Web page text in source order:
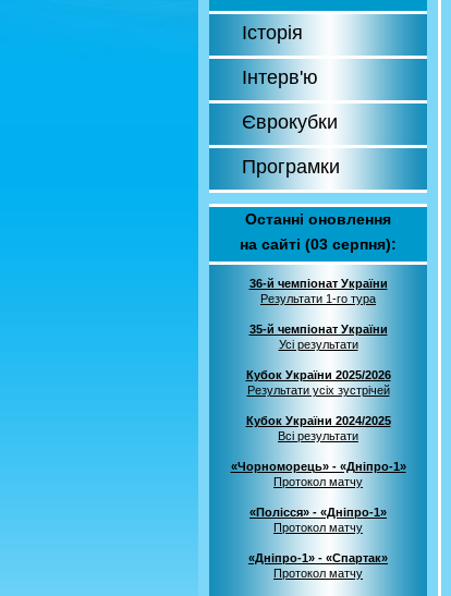
Історія
Інтерв'ю
Єврокубки
Програмки
Останні оновлення
на сайті (03 серпня):
36-й чемпіонат України
Результати 1-го тура
35-й чемпіонат України
Усі результати
Кубок України 2025/2026
Результати усіх зустрічей
Кубок України 2024/2025
Всі результати
«Чорноморець» - «Дніпро-1»
Протокол матчу
«Полісся» - «Дніпро-1»
Протокол матчу
«Дніпро-1» - «Спартак»
Протокол матчу